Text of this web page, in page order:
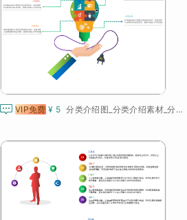
 VIP免费 ¥ 5 分类介绍图_分类介绍素材_分类示意图_分类图大全